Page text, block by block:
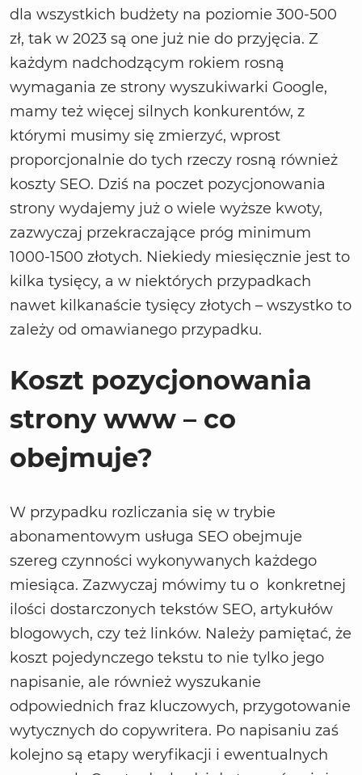
dla wszystkich budżety na poziomie 300-500
zł, tak w 2023 są one już nie do przyjęcia. Z
każdym nadchodzącym rokiem rosną
wymagania ze strony wyszukiwarki Google,
mamy też więcej silnych konkurentów, z
którymi musimy się zmierzyć, wprost
proporcjonalnie do tych rzeczy rosną również
koszty SEO. Dziś na poczet pozycjonowania
strony wydajemy już o wiele wyższe kwoty,
zazwyczaj przekraczające próg minimum
1000-1500 złotych. Niekiedy miesięcznie jest to
kilka tysięcy, a w niektórych przypadkach
nawet kilkanaście tysięcy złotych – wszystko to
zależy od omawianego przypadku.
Koszt pozycjonowania
strony www – co
obejmuje?
W przypadku rozliczania się w trybie
abonamentowym usługa SEO obejmuje
szereg czynności wykonywanych każdego
miesiąca. Zazwyczaj mówimy tu o konkretnej
ilości dostarczonych tekstów SEO, artykułów
blogowych, czy też linków. Należy pamiętać, że
koszt pojedynczego tekstu to nie tylko jego
napisanie, ale również wyszukanie
odpowiednich fraz kluczowych, przygotowanie
wytycznych do copywritera. Po napisaniu zaś
kolejno są etapy weryfikacji i ewentualnych